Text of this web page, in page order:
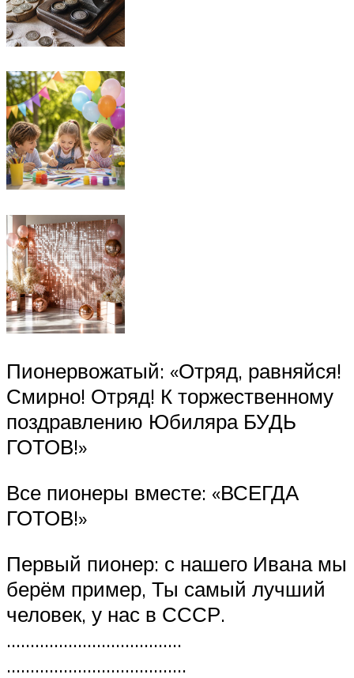
Пионервожатый: «Отряд, равняйся!
Смирно! Отряд! К торжественному
поздравлению Юбиляра БУДЬ
ГОТОВ!»
Все пионеры вместе: «ВСЕГДА
ГОТОВ!»
Первый пионер: с нашего Ивана мы
берём пример, Ты самый лучший
человек, у нас в СССР.
……………………………….
………………………………..